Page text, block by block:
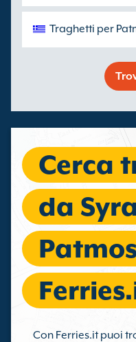
Traghetti per
Cerca
da
Con Ferries.it puoi